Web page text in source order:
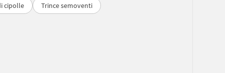
cipolle
Trince semoventi